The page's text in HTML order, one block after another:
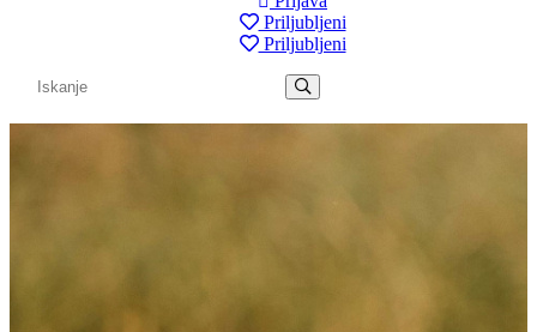
Priljubljeni
Priljubljeni